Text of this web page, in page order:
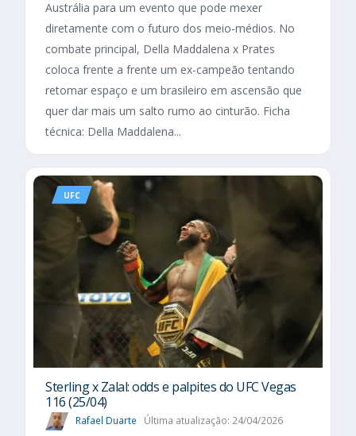
Austrália para um evento que pode mexer
diretamente com o futuro dos meio-médios. No
combate principal, Della Maddalena x Prates
coloca frente a frente um ex-campeão tentando
retomar espaço e um brasileiro em ascensão que
quer dar mais um salto rumo ao cinturão. Ficha
técnica: Della Maddalena...
UFC
Sterling x Zalal: odds e palpites do UFC Vegas
116 (25/04)
Rafael Duarte Última atualização: 24/04/2026